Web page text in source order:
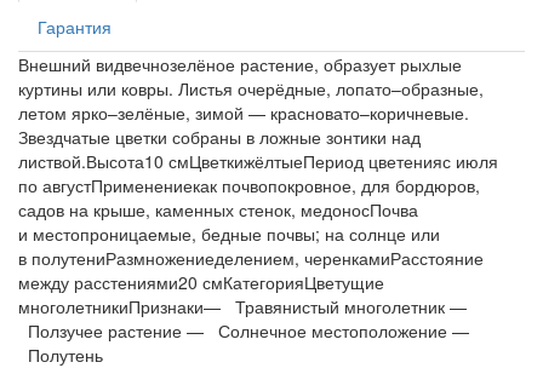
Гарантия
Внешний видвечнозелёное растение, образует рыхлые
куртины или ковры. Листья очерёдные, лопато–образные,
летом ярко–зелёные, зимой — красновато–коричневые.
Звездчатые цветки собраны в ложные зонтики над
листвой.Высота10 смЦветкижёлтыеПериод цветенияс июля
по августПрименениекак почвопокровное, для бордюров,
садов на крыше, каменных стенок, медоносПочва
и местопроницаемые, бедные почвы; на солнце или
в полутениРазмножениеделением, черенкамиРасстояние
между расстениями20 смКатегорияЦветущие
многолетникиПризнаки— Травянистый многолетник —
Ползучее растение — Солнечное местоположение —
Полутень